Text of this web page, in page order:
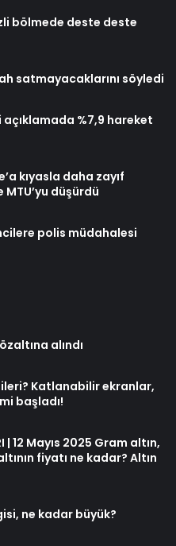
bölmede deste deste
satmayacaklarını söyledi
açıklamada %7,9 hareket
kıyasla daha zayıf
düşürdü
polis müdahalesi
alındı
Katlanabilir ekranlar,
başladı!
| 12 Mayıs 2025 Gram altın,
fiyatı ne kadar? Altın
ne kadar büyük?